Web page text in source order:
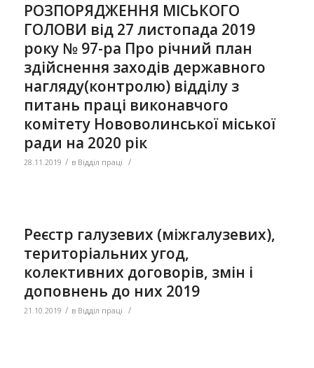
РОЗПОРЯДЖЕННЯ МІСЬКОГО
ГОЛОВИ від 27 листопада 2019
року № 97-ра Про річний план
здійснення заходів державного
нагляду(контролю) відділу з
питань праці виконавчого
комітету Нововолинської міської
ради на 2020 рік
28.11.2019 / в Відділ праці /
Реєстр галузевих (міжгалузевих),
територіальних угод,
колективних договорів, змін і
доповнень до них 2019
21.10.2019 / в Відділ праці /